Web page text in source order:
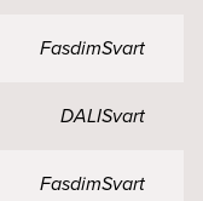
FasdimSvart
DALISvart
FasdimSvart